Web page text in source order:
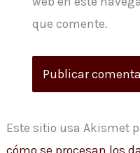
que comente.
Este sitio usa Akismet
cómo se procesan los